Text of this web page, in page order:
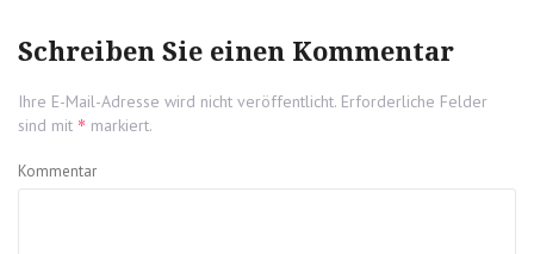
Schreiben Sie einen Kommentar
Ihre E-Mail-Adresse wird nicht veröffentlicht. Erforderliche Felder
sind mit * markiert.
Kommentar